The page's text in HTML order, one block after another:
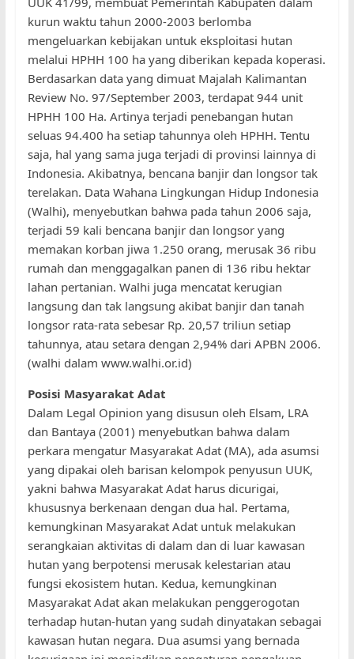
kurun waktu tahun 2000-2003 berlomba
mengeluarkan kebijakan untuk eksploitasi hutan
melalui HPHH 100 ha yang diberikan kepada koperasi.
Berdasarkan data yang dimuat Majalah Kalimantan
Review No. 97/September 2003, terdapat 944 unit
HPHH 100 Ha. Artinya terjadi penebangan hutan
seluas 94.400 ha setiap tahunnya oleh HPHH. Tentu
saja, hal yang sama juga terjadi di provinsi lainnya di
Indonesia. Akibatnya, bencana banjir dan longsor tak
terelakan. Data Wahana Lingkungan Hidup Indonesia
(Walhi), menyebutkan bahwa pada tahun 2006 saja,
terjadi 59 kali bencana banjir dan longsor yang
memakan korban jiwa 1.250 orang, merusak 36 ribu
rumah dan menggagalkan panen di 136 ribu hektar
lahan pertanian. Walhi juga mencatat kerugian
langsung dan tak langsung akibat banjir dan tanah
longsor rata-rata sebesar Rp. 20,57 triliun setiap
tahunnya, atau setara dengan 2,94% dari APBN 2006.
(walhi dalam www.walhi.or.id)
Posisi Masyarakat Adat
Dalam Legal Opinion yang disusun oleh Elsam, LRA
dan Bantaya (2001) menyebutkan bahwa dalam
perkara mengatur Masyarakat Adat (MA), ada asumsi
yang dipakai oleh barisan kelompok penyusun UUK,
yakni bahwa Masyarakat Adat harus dicurigai,
khususnya berkenaan dengan dua hal. Pertama,
kemungkinan Masyarakat Adat untuk melakukan
serangkaian aktivitas di dalam dan di luar kawasan
hutan yang berpotensi merusak kelestarian atau
fungsi ekosistem hutan. Kedua, kemungkinan
Masyarakat Adat akan melakukan penggerogotan
terhadap hutan-hutan yang sudah dinyatakan sebagai
kawasan hutan negara. Dua asumsi yang bernada